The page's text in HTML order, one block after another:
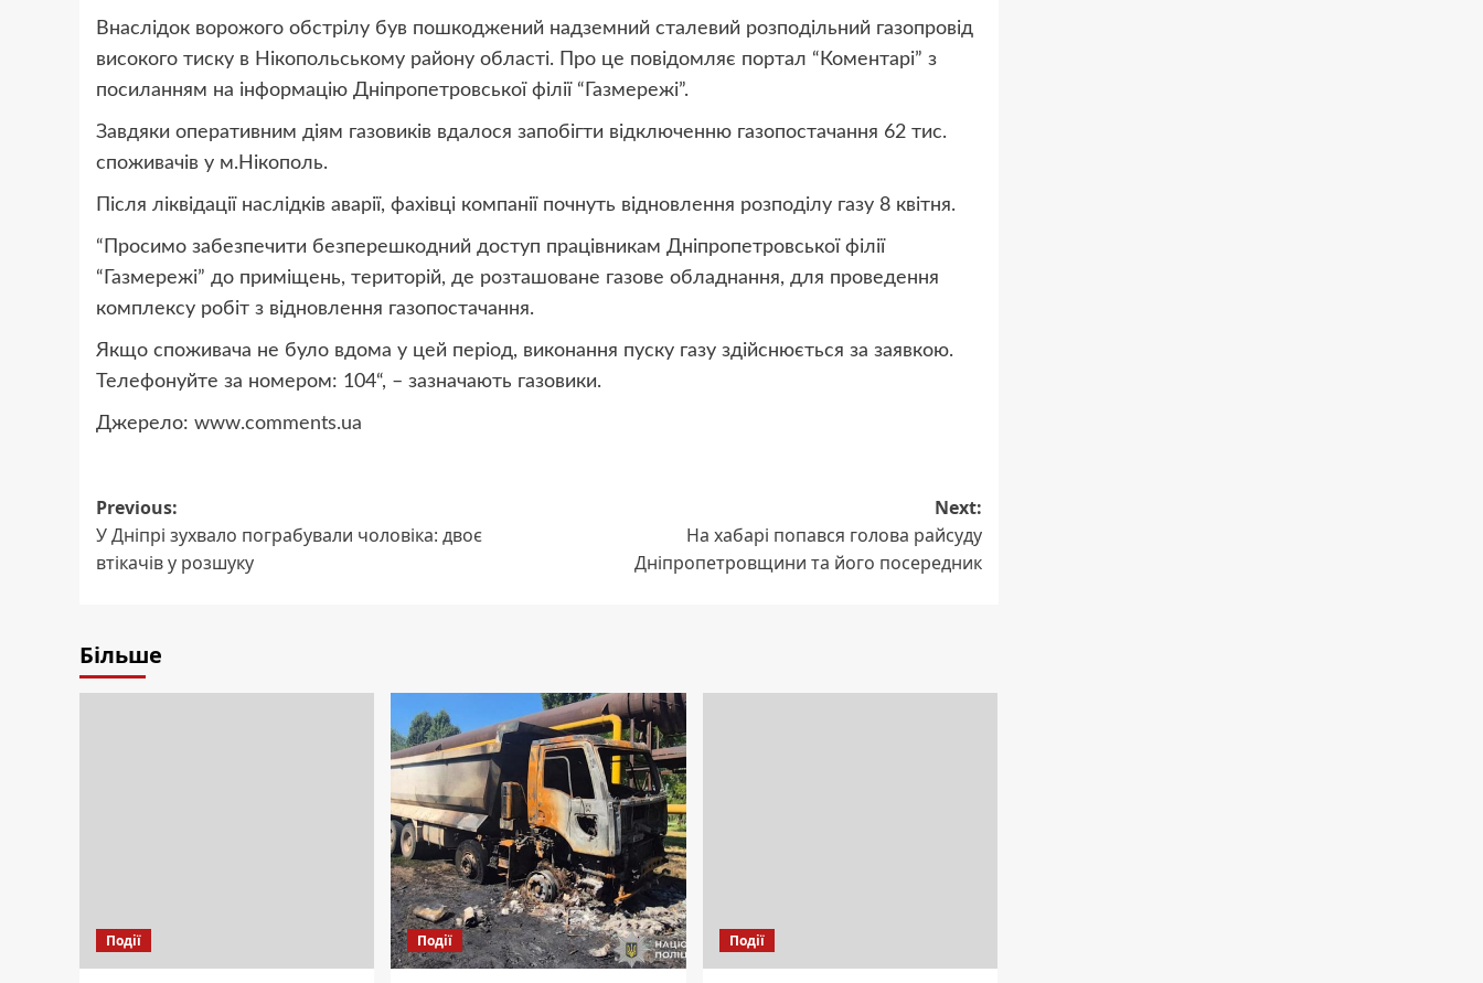
Внаслідок ворожого обстрілу був пошкоджений надземний сталевий розподільний газопровід
високого тиску в Нікопольському району області. Про це повідомляє портал “Коментарі” з
посиланням на інформацію Дніпропетровської філії “Газмережі”.
Завдяки оперативним діям газовиків вдалося запобігти відключенню газопостачання 62 тис.
споживачів у м.Нікополь.
Після ліквідації наслідків аварії, фахівці компанії почнуть відновлення розподілу газу 8 квітня.
“Просимо забезпечити безперешкодний доступ працівникам Дніпропетровської філії
“Газмережі” до приміщень, територій, де розташоване газове обладнання, для проведення
комплексу робіт з відновлення газопостачання.
Якщо споживача не було вдома у цей період, виконання пуску газу здійснюється за заявкою.
Телефонуйте за номером: 104“, – зазначають газовики.
Джерело: www.comments.ua
Post
navigation
Previous:
У Дніпрі зухвало пограбували чоловіка: двоє
втікачів у розшуку
Next:
На хабарі попався голова райсуду
Дніпропетровщини та його посередник
Більше
Події Події Події